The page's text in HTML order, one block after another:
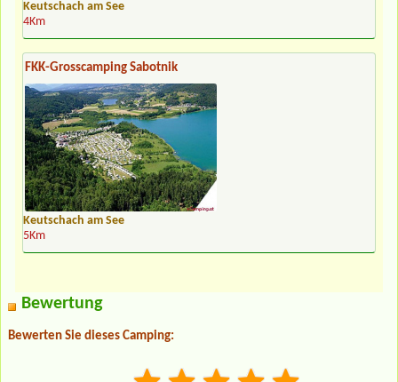
Keutschach am See
4Km
FKK-Grosscamping Sabotnik
Keutschach am See
5Km
Bewertung
Bewerten Sie dieses Camping: